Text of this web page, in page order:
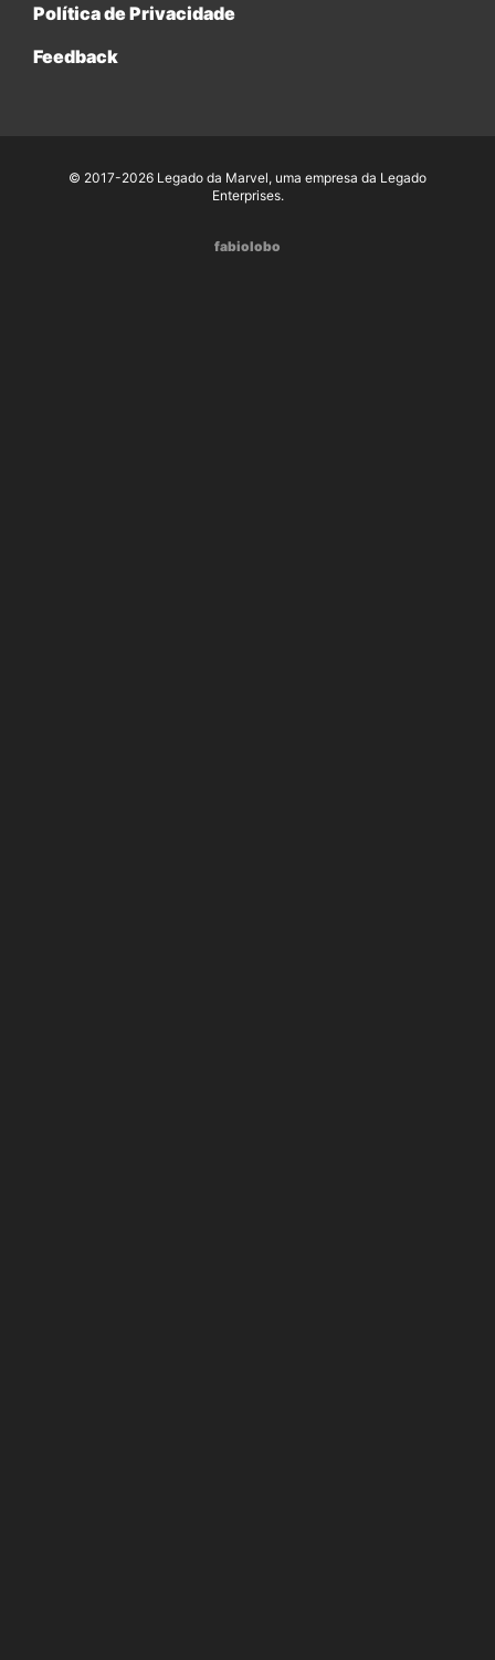
Política de Privacidade
Feedback
© 2017-2026 Legado da Marvel, uma empresa da Legado
Enterprises.
fabiolobo